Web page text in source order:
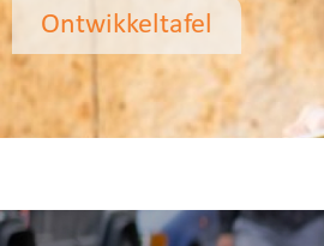
Ontwikkeltafel